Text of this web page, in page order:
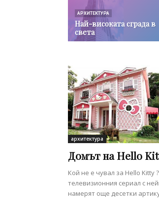
АРХИТЕКТУРА
Най-високата сграда в
света
архитектура
Домът на Hello
Кой не е чувал за Hello Kitty
телевизионния сериал с
намерят още десетки